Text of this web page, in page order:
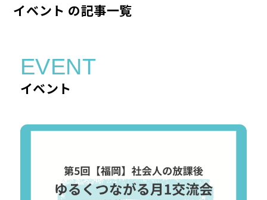
イベント の記事一覧
EVENT
イベント